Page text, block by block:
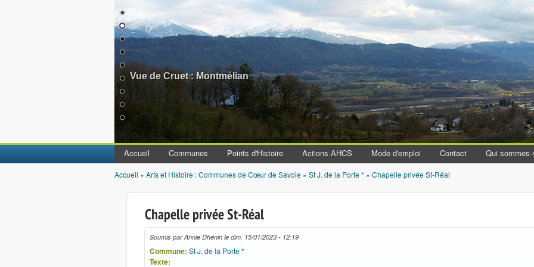
Aller au contenu principal
Vue de Cruet : Montmélian
Accueil Communes Points d'Histoire Actions AHCS Mode d'emploi Contact Qui
Vous êtes ici
Accueil » Arts et Histoire : Communes de Cœur de Savoie » St J. de la Porte * » Chapelle privée St-Réal
Chapelle privée St-Réal
Soumis parAnnie Dhénin le dim, 15/01/2023 - 12:19
Commune: St J. de la Porte *
Texte: